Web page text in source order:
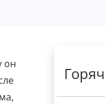
он